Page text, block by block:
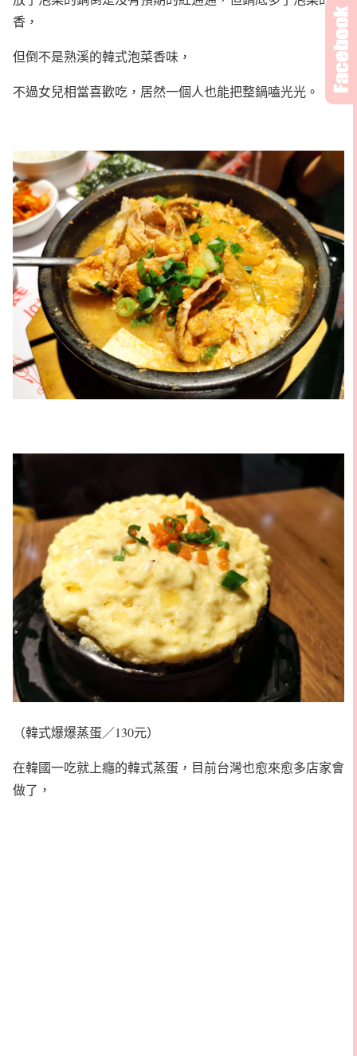
香，
但倒不是熟溪的韓式泡菜香味，
不過女兒相當喜歡吃，居然一個人也能把整鍋嗑光光。
（韓式爆爆蒸蛋／130元）
在韓國一吃就上癮的韓式蒸蛋，目前台灣也愈來愈多店家會
做了，